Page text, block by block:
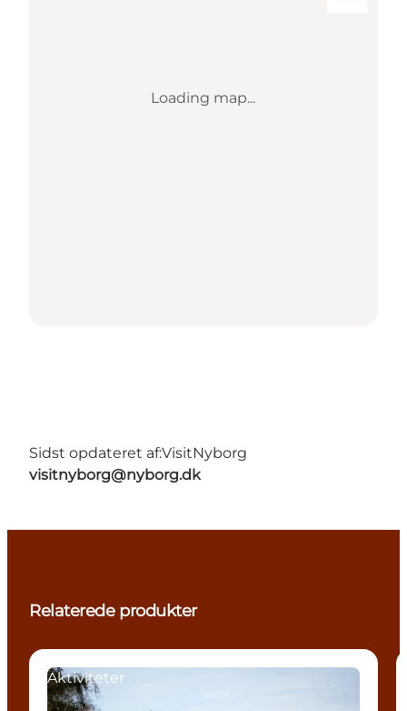
Loading map...
Sidst opdateret af:VisitNyborg
visitnyborg@nyborg.dk
Relaterede produkter
Aktiviteter